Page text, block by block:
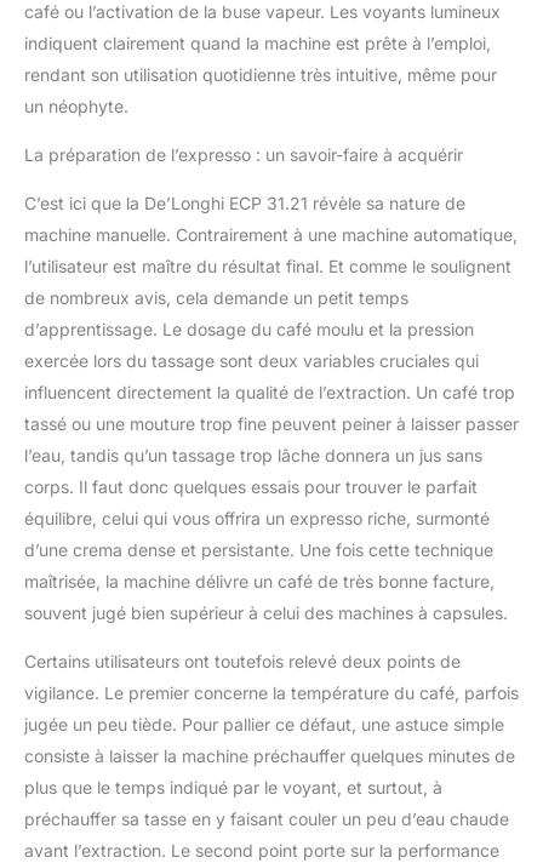
café ou l’activation de la buse vapeur. Les voyants lumineux
indiquent clairement quand la machine est prête à l’emploi,
rendant son utilisation quotidienne très intuitive, même pour
un néophyte.
La préparation de l’expresso : un savoir-faire à acquérir
C’est ici que la De’Longhi ECP 31.21 révèle sa nature de
machine manuelle. Contrairement à une machine automatique,
l’utilisateur est maître du résultat final. Et comme le soulignent
de nombreux avis, cela demande un petit temps
d’apprentissage. Le dosage du café moulu et la pression
exercée lors du tassage sont deux variables cruciales qui
influencent directement la qualité de l’extraction. Un café trop
tassé ou une mouture trop fine peuvent peiner à laisser passer
l’eau, tandis qu’un tassage trop lâche donnera un jus sans
corps. Il faut donc quelques essais pour trouver le parfait
équilibre, celui qui vous offrira un expresso riche, surmonté
d’une crema dense et persistante. Une fois cette technique
maîtrisée, la machine délivre un café de très bonne facture,
souvent jugé bien supérieur à celui des machines à capsules.
Certains utilisateurs ont toutefois relevé deux points de
vigilance. Le premier concerne la température du café, parfois
jugée un peu tiède. Pour pallier ce défaut, une astuce simple
consiste à laisser la machine préchauffer quelques minutes de
plus que le temps indiqué par le voyant, et surtout, à
préchauffer sa tasse en y faisant couler un peu d’eau chaude
avant l’extraction. Le second point porte sur la performance